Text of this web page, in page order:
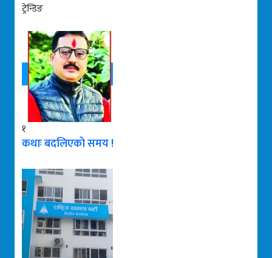
ट्रेन्डिङ
१
कथाः बदलिएको समय !